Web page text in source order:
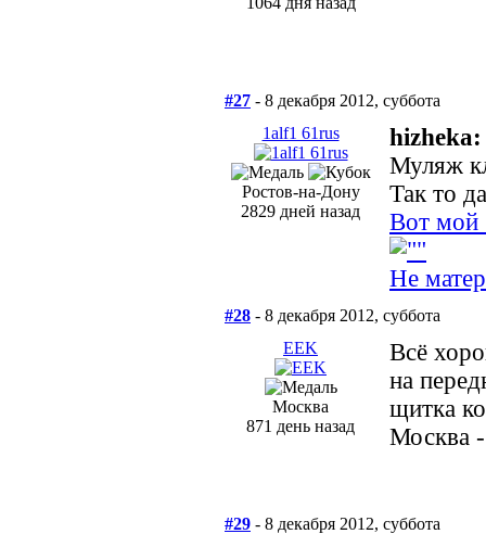
#27 - 8 декабря 2012, суббота
1alf1 61rus
Ростов-на-Дону
2829 дней назад
hizheka:
Муляж
Так то
Вот мой
Не
#28 - 8 декабря 2012, суббота
EEK
Москва
871 день назад
Всё
на
щитка
Москва
#29 - 8 декабря 2012, суббота